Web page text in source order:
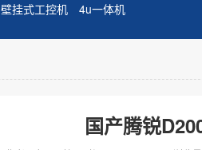
壁挂式工控机 4u一体机
国产腾锐